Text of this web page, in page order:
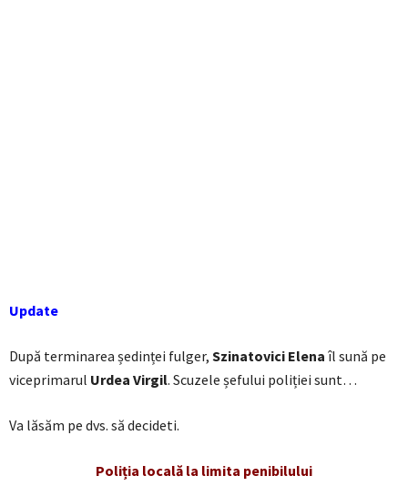
Update
După terminarea ședinței fulger, Szinatovici Elena îl sună pe
viceprimarul Urdea Virgil. Scuzele șefului poliției sunt…
Va lăsăm pe dvs. să decideti.
Poliția locală la limita penibilului